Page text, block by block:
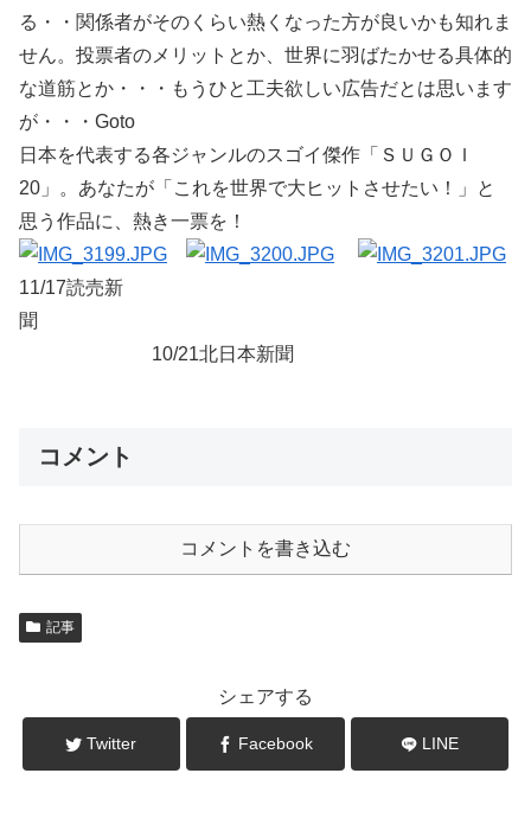
る・・関係者がそのくらい熱くなった方が良いかも知れま
せん。投票者のメリットとか、世界に羽ばたかせる具体的
な道筋とか・・・もうひと工夫欲しい広告だとは思います
が・・・Goto
日本を代表する各ジャンルのスゴイ傑作「ＳＵＧＯＩ
20」。あなたが「これを世界で大ヒットさせたい！」と
思う作品に、熱き一票を！
11/17読売新
聞
10/21北日本新聞
コメント
コメントを書き込む
記事
シェアする
Twitter Facebook LINE